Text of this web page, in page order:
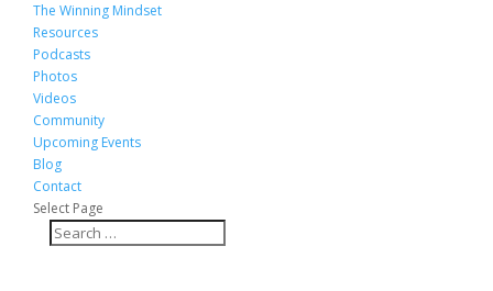
The Winning Mindset
Resources
Podcasts
Photos
Videos
Community
Upcoming Events
Blog
Contact
Select Page